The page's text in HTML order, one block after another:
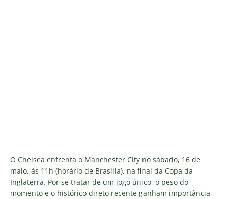
O Chelsea enfrenta o Manchester City no sábado, 16 de
maio, às 11h (horário de Brasília), na final da Copa da
Inglaterra. Por se tratar de um jogo único, o peso do
momento e o histórico direto recente ganham importância